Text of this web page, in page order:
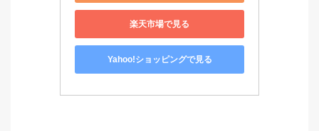
楽天市場で見る
Yahoo!ショッピングで見る